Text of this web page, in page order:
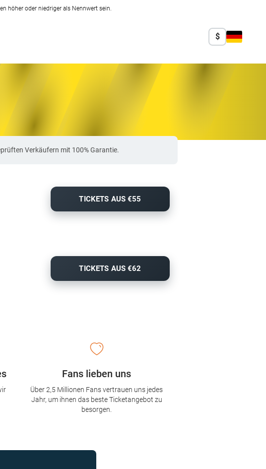
höher oder niedriger als Nennwert sein.
$
Verkäufern mit 100% Garantie.
TICKETS AUS €55
TICKETS AUS €62
Fans lieben uns
Über 2,5 Millionen Fans vertrauen uns jedes
Jahr, um ihnen das beste Ticketangebot zu
besorgen.